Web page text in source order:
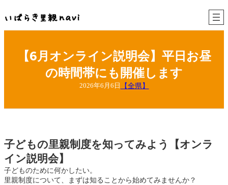
容
【6月オンライン説明会】平日お昼
の時間帯にも開催します
2026年6月6日 【全県】
子どもの里親制度を知ってみよう【オンラ
イン説明会】
子どものために何かしたい。
里親制度について、まずは知ることから始めてみませんか？